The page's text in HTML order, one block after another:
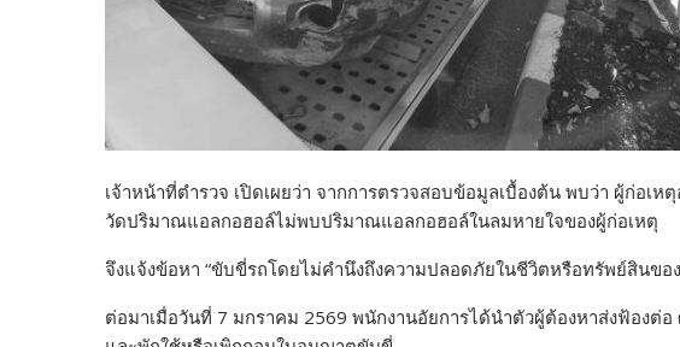
เจ้าหน้าที่ตำรวจ เปิดเผยว่า จากการตรวจสอบข้อมูลเบื้องต้น พบว่า ผู้ก่อเห
วัดปริมาณแอลกอฮอล์ไม่พบปริมาณแอลกอฮอล์ในลมหายใจของผู้ก่อเหตุ
จึงแจ้งข้อหา “ขับขี่รถโดยไม่คำนึงถึงความปลอดภัยในชีวิตหรือทรัพย์สินขอ
ต่อมาเมื่อวันที่ 7 มกราคม 2569 พนักงานอัยการได้นำตัวผู้ต้องหาส่งฟ้องต่